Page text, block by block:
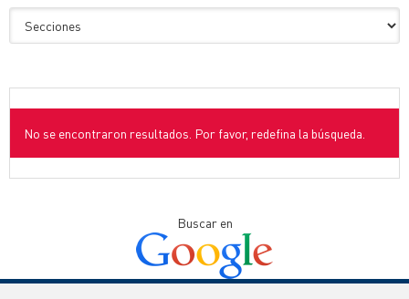
No se encontraron resultados. Por favor, redefina la búsqueda.
Buscar en